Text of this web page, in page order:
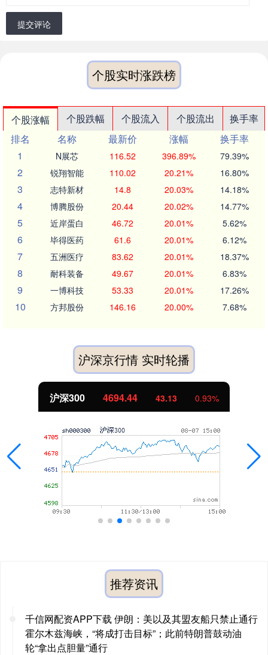
提交评论
个股实时涨跌榜
个股涨幅 个股跌幅 个股流入 个股流出
换手率
排名
名称 最新价 涨幅
换手率
1
N展芯 116.52 396.89% 79.39%
2 锐翔智能 110.02 20.21% 16.80%
3 志特新材 14.8 20.03% 14.18%
4 博腾股份 20.44 20.02% 14.77%
5 近岸蛋白 46.72 20.01% 5.62%
6 毕得医药 61.6 20.01% 6.12%
7 五洲医疗 83.62 20.01% 18.37%
8 耐科装备 49.67 20.01% 6.83%
9 一博科技 53.33 20.01% 17.26%
10 方邦股份 146.16 20.00% 7.68%
沪深京行情 实时轮播
北证50 1134.24 11.37 1.01%
推荐资讯
千信网配资APP下载 伊朗：美以及其盟友船只禁止通行
霍尔木兹海峡，“将成打击目标”；此前特朗普鼓动油
轮“拿出点胆量”通行